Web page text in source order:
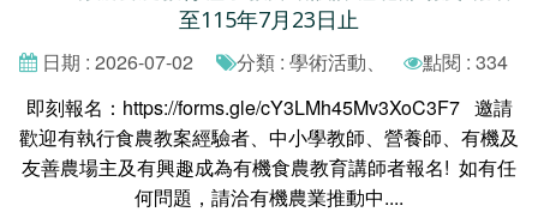
至115年7月23日止
日期 : 2026-07-02 分類 : 學術活動、
點閱 : 334
即刻報名：https://forms.gle/cY3LMh45Mv3XoC3F7 邀請
歡迎有執行食農教案經驗者、中小學教師、營養師、有機及
友善農場主及有興趣成為有機食農教育講師者報名! 如有任
何問題，請洽有機農業推動中....